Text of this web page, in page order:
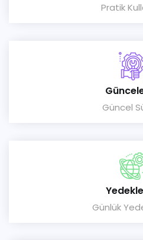
Pratik
Güncel
Günlük